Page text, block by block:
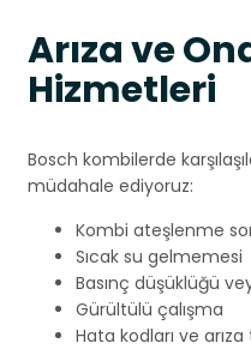
Arıza ve
Hizmetleri
Bosch kombilerde
müdahale ediyoruz:
Kombi ateşlenme
Sıcak su gelmemesi
Basınç düşüklüğü
Gürültülü çalışma
Hata kodları ve